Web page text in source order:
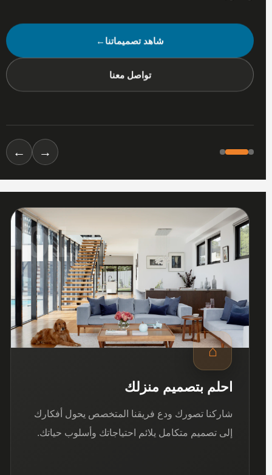
شاهد تصميماتنا←
تواصل معنا
→
←
01
⌂
احلم بتصميم منزلك
شاركنا تصورك ودع فريقنا المتخصص يحول أفكارك
إلى تصميم متكامل يلائم احتياجاتك وأسلوب حياتك.